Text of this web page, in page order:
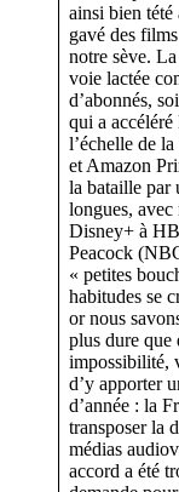
ainsi bien tété
gavé des
notre sève.
voie lactée
d’abonnés,
qui a accéléré
l’échelle de
et Amazon
la bataille par
longues, avec
Disney+ à
Peacock
« petites
habitudes se
or nous
plus dure que
impossibilité,
d’y apporter
d’année : la
transposer la
médias
accord a été